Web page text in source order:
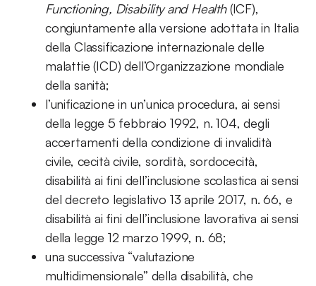
Functioning, Disability and Health(ICF),
congiuntamente alla versione adottata in Italia
della Classificazione internazionale delle
malattie (ICD) dell’Organizzazione mondiale
della sanità;
l’unificazione in un’unica procedura, ai sensi
della legge 5 febbraio 1992, n. 104, degli
accertamenti della condizione di invalidità
civile, cecità civile, sordità, sordocecità,
disabilità ai fini dell’inclusione scolastica ai sensi
del decreto legislativo 13 aprile 2017, n. 66, e
disabilità ai fini dell’inclusione lavorativa ai sensi
della legge 12 marzo 1999, n. 68;
una successiva “valutazione
multidimensionale” della disabilità, che